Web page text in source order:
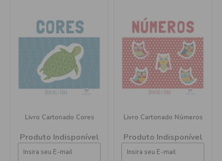
Livro Cartonado Cores
Produto Indisponível
Livro Cartonado Números
Produto Indisponível